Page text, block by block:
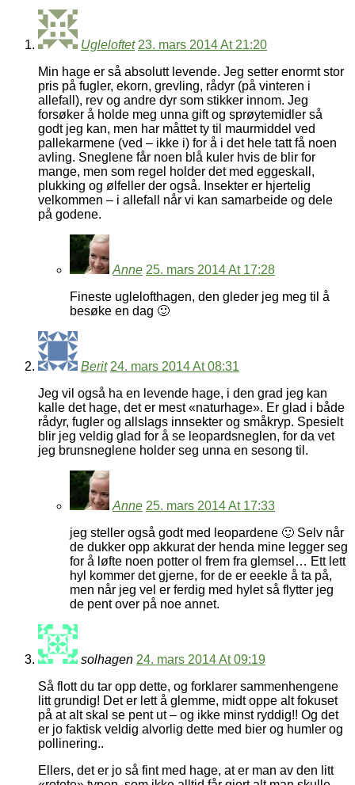
Ugleloftet 23. mars 2014 At 21:20
Min hage er så absolutt levende. Jeg setter enormt stor
pris på fugler, ekorn, grevling, rådyr (på vinteren i
allefall), rev og andre dyr som stikker innom. Jeg
forsøker å holde meg unna gift og sprøytemidler så
godt jeg kan, men har måttet ty til maurmiddel ved
pallekarmene (ved – ikke i) for å i det hele tatt få noen
avling. Sneglene får noen blå kuler hvis de blir for
mange, men som regel holder det med eggeskall,
plukking og ølfeller der også. Insekter er hjertelig
velkommen – i allefall når vi kan samarbeide og dele
på godene.
Anne 25. mars 2014 At 17:28
Fineste uglelofthagen, den gleder jeg meg til å
besøke en dag 🙂
Berit 24. mars 2014 At 08:31
Jeg vil også ha en levende hage, i den grad jeg kan
kalle det hage, det er mest «naturhage». Er glad i både
rådyr, fugler og allslags innsekter og småkryp. Spesielt
blir jeg veldig glad for å se leopardsneglen, for da vet
jeg brunsneglene holder seg unna en sesong til.
Anne 25. mars 2014 At 17:33
jeg steller også godt med leopardene 🙂 Selv når
de dukker opp akkurat der henda mine legger seg
for å løfte noen potter ol frem fra glemsel… Ett lett
hyl kommer det gjerne, for de er eeekle å ta på,
men når jeg vel er ferdig med hylet så flytter jeg
de pent over på noe annet.
solhagen 24. mars 2014 At 09:19
Så flott du tar opp dette, og forklarer sammenhengene
litt grundig! Det er lett å glemme, midt oppe alt fokuset
på at alt skal se pent ut – og ikke minst ryddig!! Og det
er jo faktisk veldig alvorlig dette med bier og humler og
pollinering..
Ellers, det er jo så fint med hage, at er man av den litt